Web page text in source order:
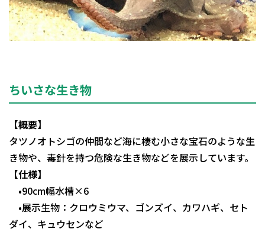
ちいさな生き物
【概要】
タツノオトシゴの仲間など海に棲む小さな宝石のような生
き物や、毒針を持つ危険な生き物などを展示しています。
【仕様】
•90cm幅水槽×6
•展示生物：クロウミウマ、ゴンズイ、カワハギ、セト
ダイ、キュウセンなど